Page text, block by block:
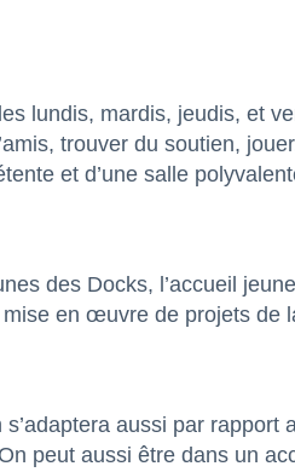
lundis, mardis, jeudis, et
trouver du soutien,
et d’une salle
des Docks, l’accueil
en œuvre de projets de
aussi par rapport
peut aussi être dans un